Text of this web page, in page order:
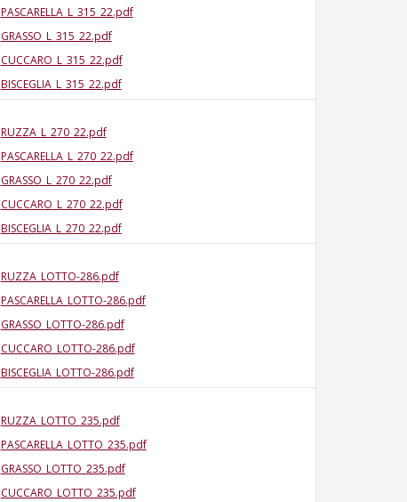
PASCARELLA_L_315_22.pdf
GRASSO_L_315_22.pdf
CUCCARO_L_315_22.pdf
BISCEGLIA_L_315_22.pdf
RUZZA_L_270_22.pdf
PASCARELLA_L_270_22.pdf
GRASSO_L_270_22.pdf
CUCCARO_L_270_22.pdf
BISCEGLIA_L_270_22.pdf
RUZZA_LOTTO-286.pdf
PASCARELLA_LOTTO-286.pdf
GRASSO_LOTTO-286.pdf
CUCCARO_LOTTO-286.pdf
BISCEGLIA_LOTTO-286.pdf
RUZZA_LOTTO_235.pdf
PASCARELLA_LOTTO_235.pdf
GRASSO_LOTTO_235.pdf
CUCCARO_LOTTO_235.pdf